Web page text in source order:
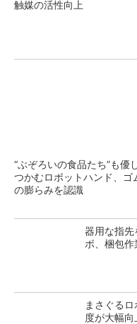
触媒の活性向上
“ぶぞろいの食品たち”も優
つかむロボットハンド、ゴ
の膨らみを認識
器用な指先
ボ、梱包
まさぐる
度が大幅